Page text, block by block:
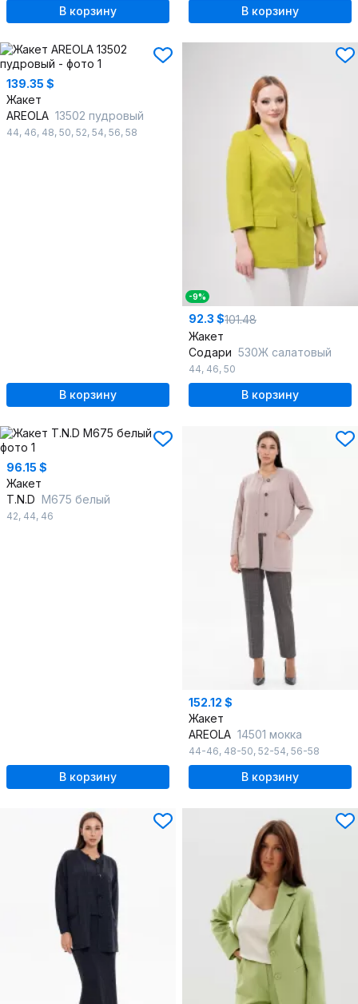
В корзину В корзину
139.35 $
Жакет
AREOLA 13502 пудровый
44, 46, 48, 50, 52, 54, 56, 58
В корзину
-9%
92.3 $101.48
Жакет
Содари 530Ж салатовый
44, 46, 50
В корзину
96.15 $
Жакет
T.N.D М675 белый
42, 44, 46
В корзину
152.12 $
Жакет
AREOLA 14501 мокка
44-46, 48-50, 52-54, 56-58
В корзину